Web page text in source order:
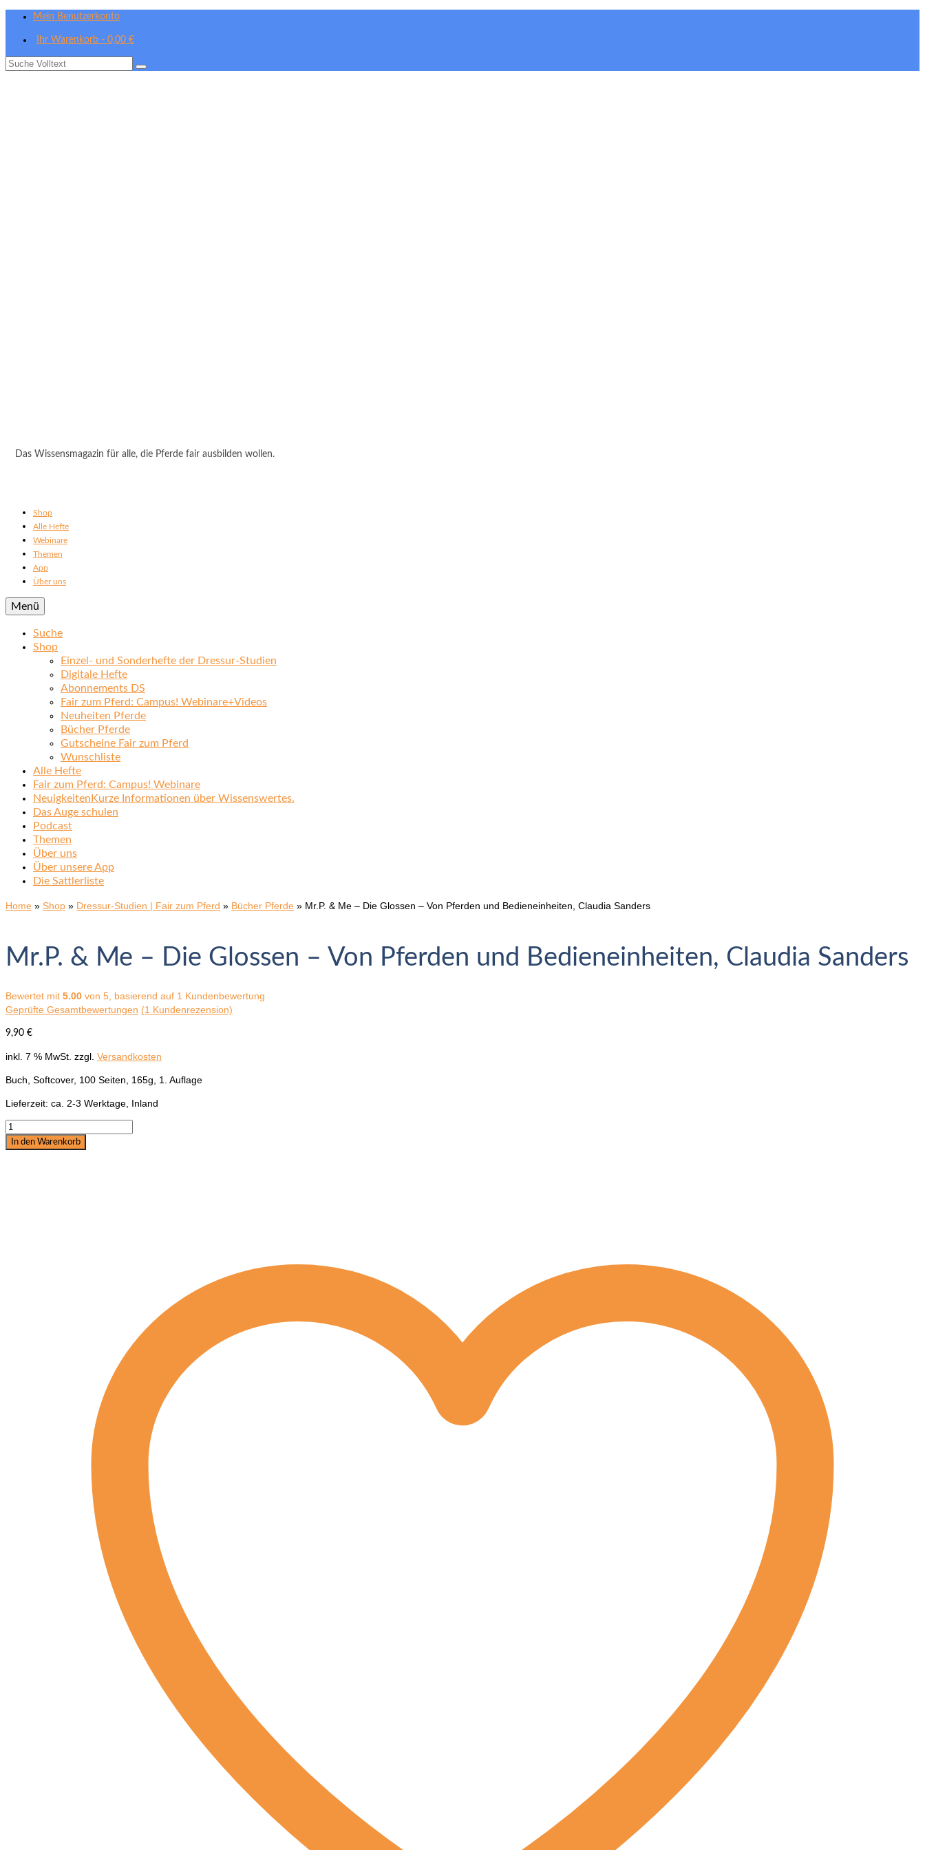
Mein Benutzerkonto
Ihr Warenkorb - 0,00 €
Suche
Das Wissensmagazin für alle, die Pferde fair ausbilden wollen.
Shop
Alle Hefte
Webinare
Themen
App
Über uns
Menü
Suche
Shop
Einzel- und Sonderhefte der Dressur-Studien
Digitale Hefte
Abonnements DS
Fair zum Pferd: Campus! Webinare+Videos
Neuheiten Pferde
Bücher Pferde
Gutscheine Fair zum Pferd
Wunschliste
Alle Hefte
Fair zum Pferd: Campus! Webinare
Neuigkeiten Kurze Informationen über Wissenswertes.
Das Auge schulen
Podcast
Themen
Über uns
Über unsere App
Die Sattlerliste
Home » Shop » Dressur-Studien | Fair zum Pferd » Bücher Pferde » Mr.P. & Me – Die Glossen – Von Pferden und Bedieneinheiten, Claudia Sanders
Mr.P. & Me – Die Glossen – Von Pferden und Bedieneinheiten, Claudia Sanders
Bewertet mit 5.00 von 5, basierend auf 1 Kundenbewertung
Geprüfte Gesamtbewertungen (1 Kundenrezension)
9,90 €
inkl. 7 % MwSt. zzgl. Versandkosten
Buch, Softcover, 100 Seiten, 165g, 1. Auflage
Lieferzeit: ca. 2-3 Werktage, Inland
Mr.P.
Me
In den Warenkorb